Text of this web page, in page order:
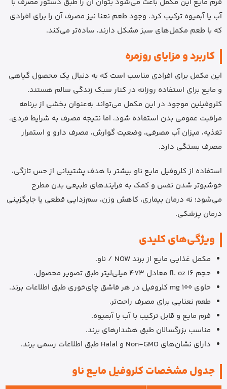
آب یا آبمیوه ترکیب کرد. وجود طعم نعنا نیز مصرف آن را برای افرادی
که با طعم مکمل‌های سبز مشکل دارند، ساده‌تر می‌کند.
کاربرد و مزایای روزمره
این مکمل برای افرادی مناسب است که به دنبال یک محصول گیاهی
و مایع برای استفاده روزانه در کنار سبک زندگی سالم هستند.
کلروفیلین موجود در این مکمل می‌تواند به‌عنوان بخشی از برنامه
مراقبت عمومی بدن استفاده شود، اما نتیجه مصرف به شرایط فردی،
تغذیه، میزان آب مصرفی، وضعیت گوارش، مصرف دارو و استمرار
مصرف بستگی دارد.
استفاده از کلروفیل مایع ناو بیشتر با هدف پشتیبانی از حس تازگی،
خوشبوتر شدن نفس و کمک به فرایندهای طبیعی بدن مطرح
می‌شود؛ نه درمان بیماری، کاهش وزن، سم‌زدایی قطعی یا جایگزینی
درمان پزشکی.
ویژگی‌های کلیدی
مکمل غذایی مایع از برند NOW / ناو.
حجم 16 fl. oz معادل 473 میلی‌لیتر طبق تصویر محصول.
حاوی 100 mg کلروفیل در هر قاشق چای‌خوری طبق اطلاعات برند.
طعم نعنایی برای مصرف راحت‌تر.
فرم مایع و قابل ترکیب با آب یا آبمیوه.
مناسب بزرگسالان طبق هشدارهای برند.
دارای نشان‌های Non-GMO و Halal طبق اطلاعات رسمی برند.
جدول مشخصات کلروفیل مایع ناو